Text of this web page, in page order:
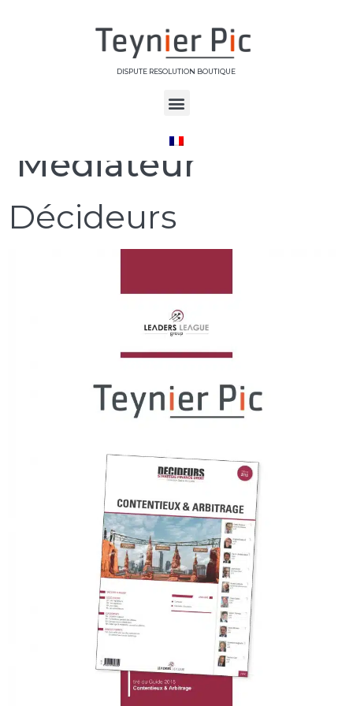
DISPUTE RESOLUTION BOUTIQUE
Étiquette :
Médiateur
Décideurs